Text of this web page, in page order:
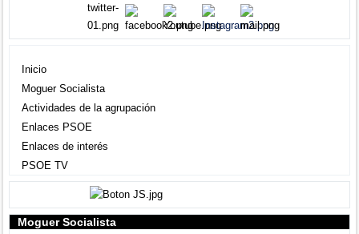
Inicio
Moguer Socialista
Actividades de la agrupación
Enlaces PSOE
Enlaces de interés
PSOE TV
Moguer Socialista